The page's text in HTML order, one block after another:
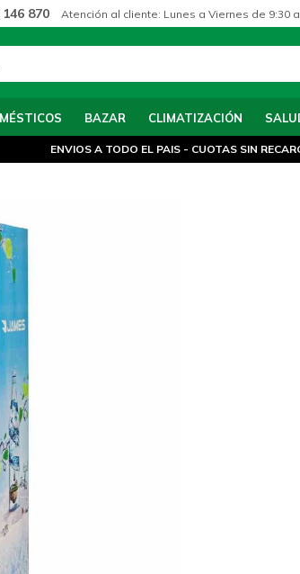
BAZAR CLIMATIZACIÓN
870 Atención al cliente: Lunes a Viernes de 9:30
ENVIOS A TODO EL PAIS - CUOTAS SIN